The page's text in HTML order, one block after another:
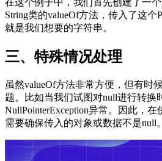
在这个例子中，我们首先创建了一个
String类的valueOf方法，传入了这个
就是我们想要的字符串。
三、特殊情况处理
虽然valueOf方法非常方便，但有时
题。比如当我们试图对null进行转换
NullPointerException异常。因此，
需要确保传入的对象或数据不是null。